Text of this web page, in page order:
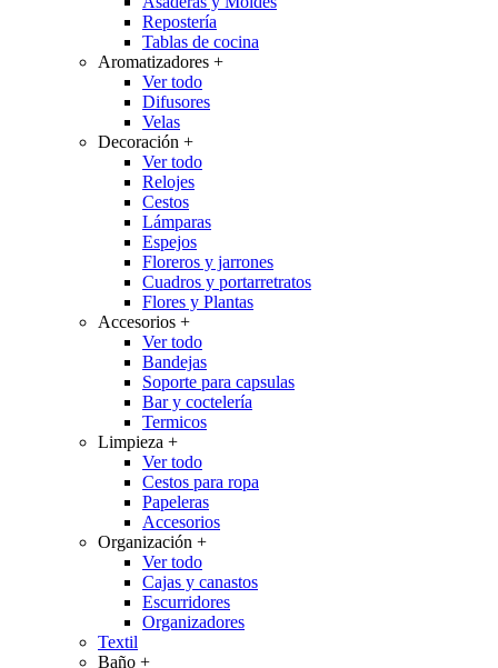
Repostería
Tablas de cocina
Aromatizadores +
Ver todo
Difusores
Velas
Decoración +
Ver todo
Relojes
Cestos
Lámparas
Espejos
Floreros y jarrones
Cuadros y portarretratos
Flores y Plantas
Accesorios +
Ver todo
Bandejas
Soporte para capsulas
Bar y coctelería
Termicos
Limpieza +
Ver todo
Cestos para ropa
Papeleras
Accesorios
Organización +
Ver todo
Cajas y canastos
Escurridores
Organizadores
Textil
Baño +